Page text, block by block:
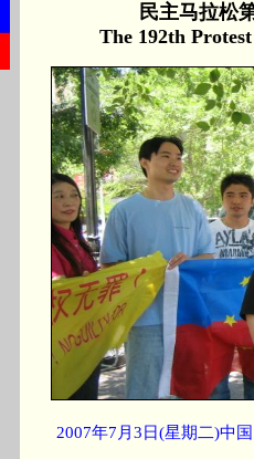
民主马拉松
The 192th
2007年7月3日(星期二)中